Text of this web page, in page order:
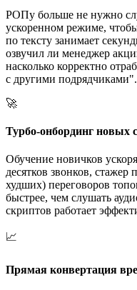
РОПу больше не нужно
ускоренном режиме,
по тексту занимает
озвучил ли менеджер
насколько корректно
с другими подрядчиками".
🚀
Турбо-онбординг новых
Обучение новичков
десятков звонков, стажер
худших) переговоров
быстрее, чем слушать
скриптов работает
📈
Прямая конвертация